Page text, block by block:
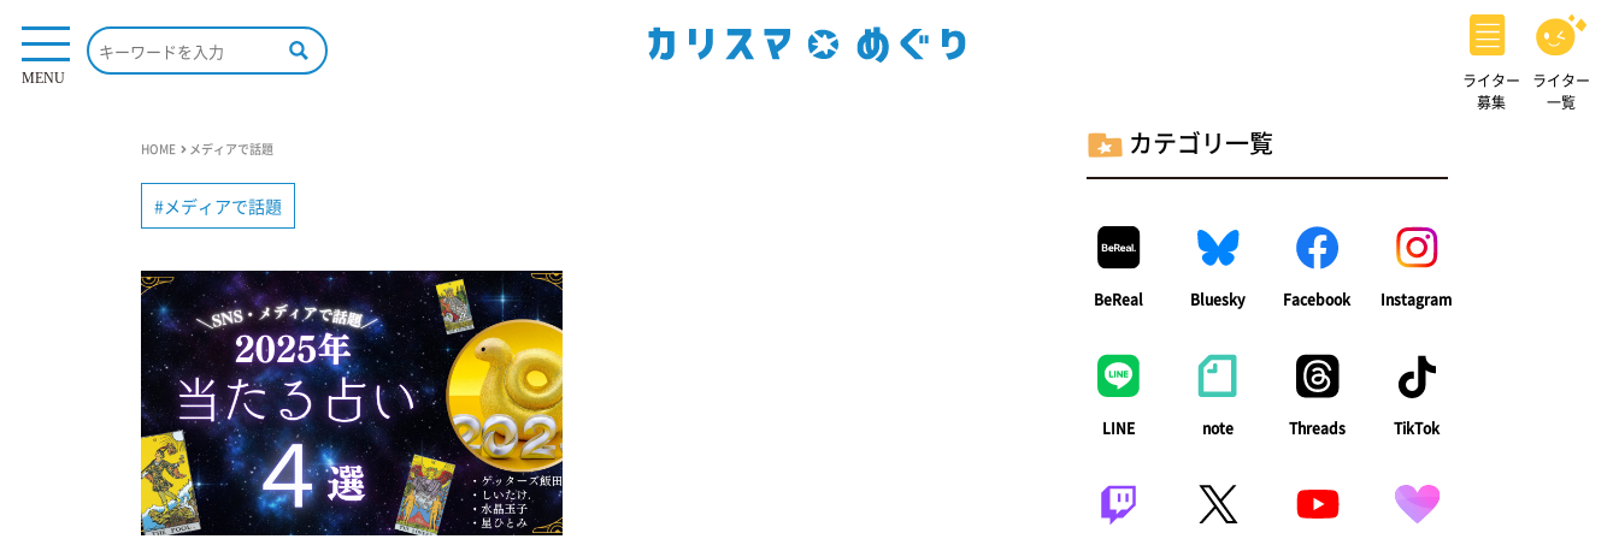
MENU
ライター
募集
ライター
一覧
HOME メディアで話題
メディアで話題
カテゴリ一覧
BeReal Bluesky Facebook Instagram
LINE note Threads TikTok